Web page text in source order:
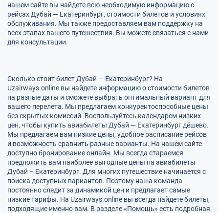
нашем сайте вы найдете всю необходимую информацию о
рейсах Дубай — Екатеринбург, стоимости билетов и условиях
обслуживания. Мы также предоставляем вам поддержку на
всех этапах вашего путешествия. Вы можете связаться с нами
для консультации.
Сколько стоит билет Дубай — Екатеринбург? На
Uzairways.online вы найдете информацию о стоимости билетов
на разные даты и сможете выбрать оптимальный вариант для
вашего перелета. Мы предлагаем конкурентоспособные цены
без скрытых комиссий. Воспользуйтесь календарем низких
цен, чтобы купить авиабилеты Дубай — Екатеринбург дёшево.
Мы предлагаем вам низкие цены, удобное расписание рейсов
и возможность сравнить разные варианты. На нашем сайте
доступно бронирование онлайн. Мы всегда стараемся
предложить вам наиболее выгодные цены на авиабилеты
Дубай – Екатеринбург. Для многих путешествие начинается с
поиска доступных вариантов. Поэтому наша команда
постоянно следит за динамикой цен и предлагает самые
низкие тарифы. На Uzairways.online вы всегда найдете билеты,
подходящие именно вам. В разделе «Помощь» есть подробная